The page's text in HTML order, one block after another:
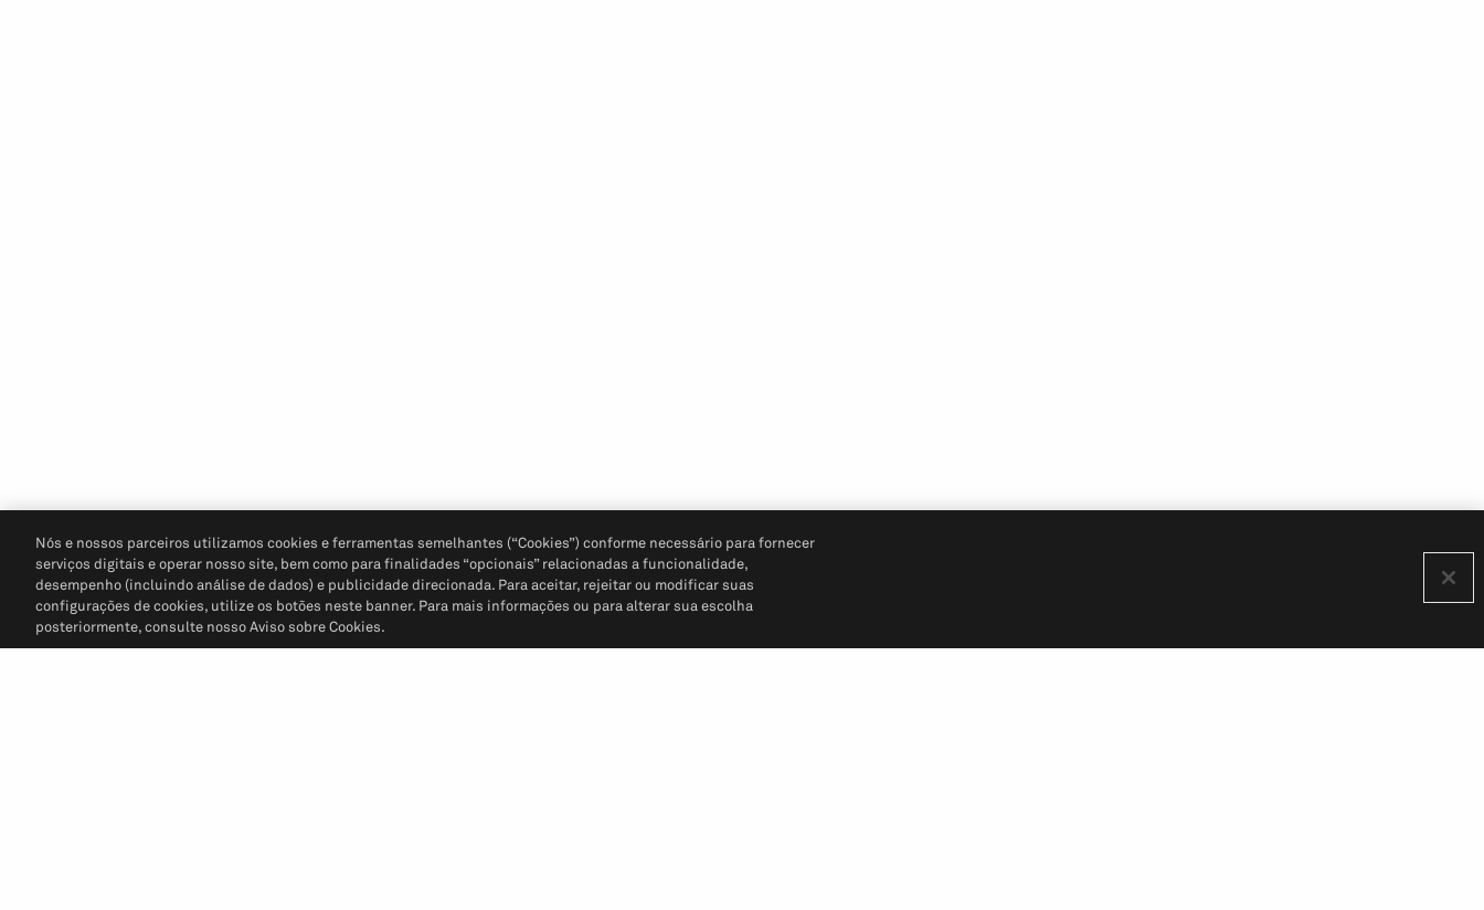
Nós e nossos parceiros utilizamos cookies e ferramentas semelhantes (“Cookies”) conforme necessário para fornecer
serviços digitais e operar nosso site, bem como para finalidades “opcionais” relacionadas a funcionalidade,
desempenho (incluindo análise de dados) e publicidade direcionada. Para aceitar, rejeitar ou modificar suas
configurações de cookies, utilize os botões neste banner. Para mais informações ou para alterar sua escolha
posteriormente, consulte nosso Aviso sobre Cookies.